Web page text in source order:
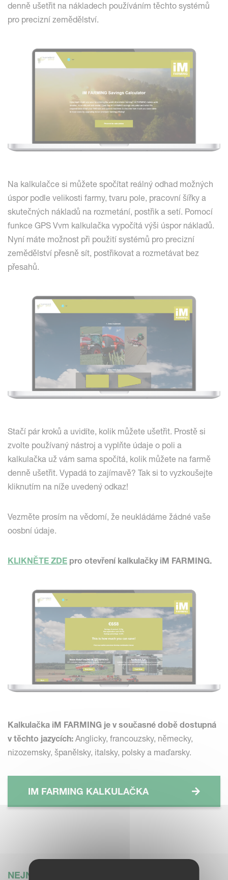
denně ušetřit na nákladech používáním těchto systémů
pro precizní zemědělství.
Na kalkulačce si můžete spočítat reálný odhad možných
úspor podle velikosti farmy, tvaru pole, pracovní šířky a
skutečných nákladů na rozmetání, postřik a setí. Pomocí
funkce GPS Vvm kalkulačka vypočítá výši úspor nákladů.
Nyní máte možnost při použití systémů pro precizní
zemědělství přesně sít, postřikovat a rozmetávat bez
přesahů.
Stačí pár kroků a uvidíte, kolik můžete ušetřit. Prostě si
zvolte používaný nástroj a vyplňte údaje o poli a
kalkulačka už vám sama spočítá, kolik můžete na farmě
denně ušetřit. Vypadá to zajímavě? Tak si to vyzkoušejte
kliknutím na níže uvedený odkaz!
Vezměte prosím na vědomí, že neukládáme žádné vaše
oosbní údaje.
KLIKNĚTE ZDE pro otevření kalkulačky iM FARMING.
Kalkulačka iM FARMING je v současné době dostupná
v těchto jazycích: Anglicky, francouzsky, německy,
nizozemsky, španělsky, italsky, polsky a maďarsky.
IM FARMING KALKULAČKA
NEJNOVĚJŠÍ ZPRÁVY